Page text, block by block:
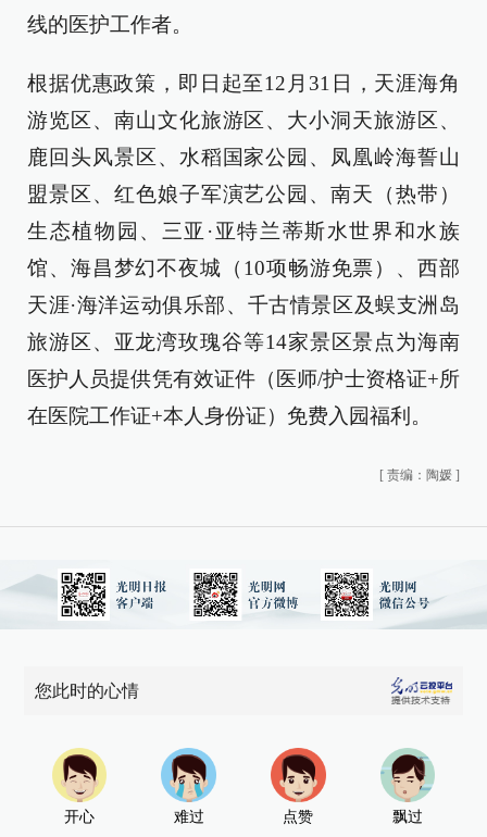
线的医护工作者。
根据优惠政策，即日起至12月31日，天涯海角
游览区、南山文化旅游区、大小洞天旅游区、
鹿回头风景区、水稻国家公园、凤凰岭海誓山
盟景区、红色娘子军演艺公园、南天（热带）
生态植物园、三亚·亚特兰蒂斯水世界和水族
馆、海昌梦幻不夜城（10项畅游免票）、西部
天涯·海洋运动俱乐部、千古情景区及蜈支洲岛
旅游区、亚龙湾玫瑰谷等14家景区景点为海南
医护人员提供凭有效证件（医师/护士资格证+所
在医院工作证+本人身份证）免费入园福利。
[ 责编：陶媛 ]
您此时的心情
开心 难过 点赞 飘过